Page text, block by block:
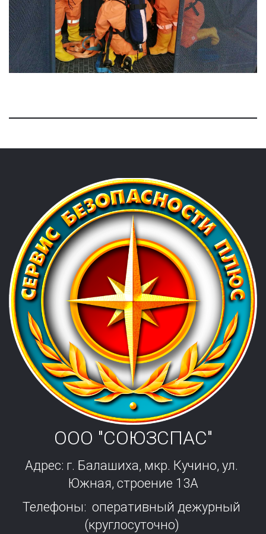
ООО "СОЮЗСПАС"
Адрес: г. Балашиха, мкр. Кучино, ул.
Южная, строение 13А
Телефоны:  оперативный дежурный
(круглосуточно)